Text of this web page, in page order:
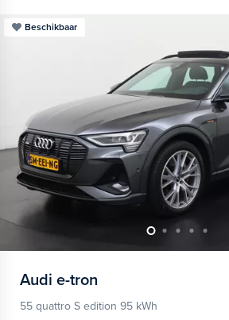
Beschikbaar
Audi e-tron
55 quattro S edition 95 kWh